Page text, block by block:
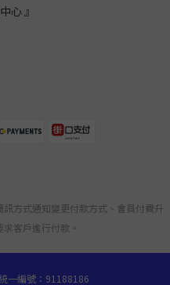
心 』
訊方式通知變更付款方式、會員付費升
客戶進行付款。
一編號：91188186